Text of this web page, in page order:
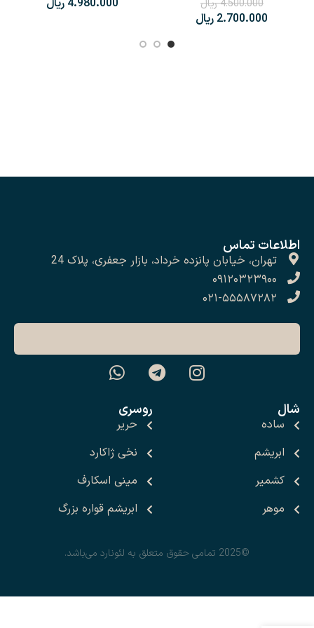
4.500.000ریال
2.700.000 ریال
ریال
شال
ساده
ابریشم
کشمیر
موهر
روسری
حریر
نخی ژاکارد
مینی اسکارف
ابریشم قواره بزرگ
اطلاعات تماس
تهران، خیابان پانزده خرداد، بازار جعفری، پلاک 24
۰۹۱۲۰۳۲۳۹۰۰
۰۲۱-۵۵۵۸۷۲۸۲
©2025 تمامی حقوق متعلق به لئونارد می‌باشد.